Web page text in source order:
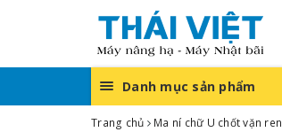
Danh mục sản phẩm
Trang chủ Ma ní chữ U chốt vặn ren